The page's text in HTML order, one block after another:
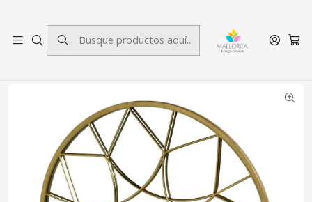
Inicio Decoración Espejos Espejo Decorativo Vitró